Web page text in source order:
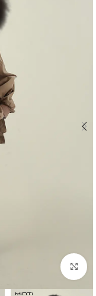
بزرگنمایی تصویر